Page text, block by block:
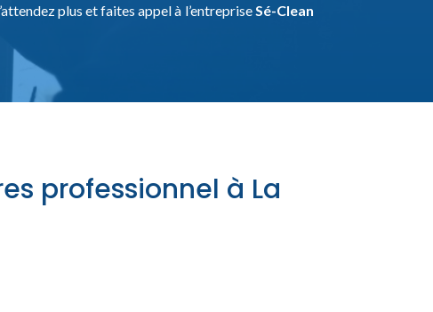
plus et faites appel à l’entreprise Sé-Clean
professionnel à La